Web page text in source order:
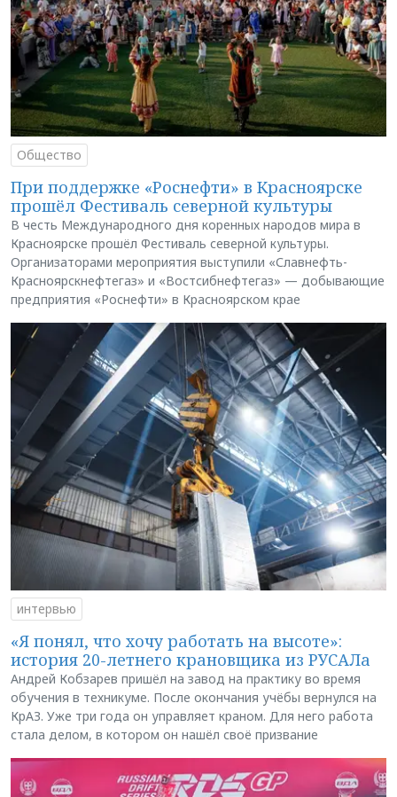
Общество
При поддержке «Роснефти» в Красноярске
прошёл Фестиваль северной культуры
В честь Международного дня коренных народов мира в
Красноярске прошёл Фестиваль северной культуры.
Организаторами мероприятия выступили «Славнефть-
Красноярскнефтегаз» и «Востсибнефтегаз» — добывающие
предприятия «Роснефти» в Красноярском крае
интервью
«Я понял, что хочу работать на высоте»:
история 20-летнего крановщика из РУСАЛа
Андрей Кобзарев пришёл на завод на практику во время
обучения в техникуме. После окончания учёбы вернулся на
КрАЗ. Уже три года он управляет краном. Для него работа
стала делом, в котором он нашёл своё призвание